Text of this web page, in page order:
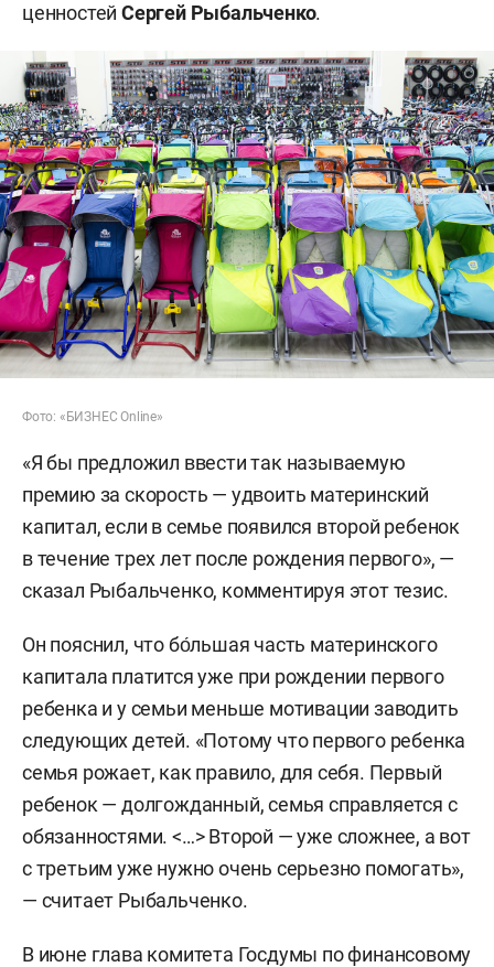
ценностейСергей Рыбальченко.
Фото: «БИЗНЕС Online»
«Я бы предложил ввести так называемую
премию за скорость — удвоить материнский
капитал, если в семье появился второй ребенок
в течение трех лет после рождения первого», —
сказал Рыбальченко, комментируя этот тезис.
Он пояснил, что бо́льшая часть материнского
капитала платится уже при рождении первого
ребенка и у семьи меньше мотивации заводить
следующих детей. «Потому что первого ребенка
семья рожает, как правило, для себя. Первый
ребенок — долгожданный, семья справляется с
обязанностями. <…> Второй — уже сложнее, а вот
с третьим уже нужно очень серьезно помогать»,
— считает Рыбальченко.
В июне глава комитета Госдумы по финансовому